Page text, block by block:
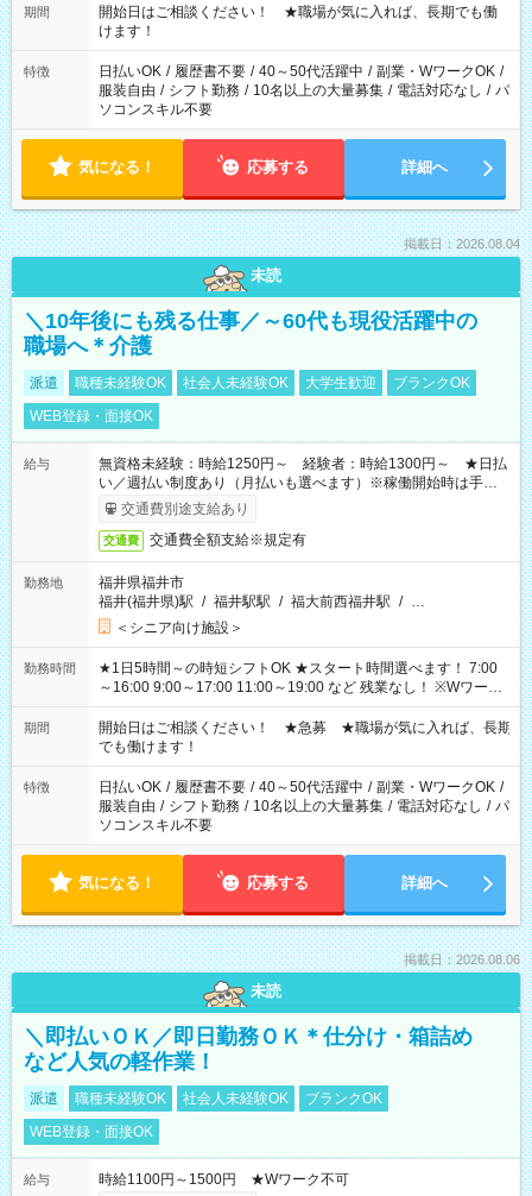
週40時間超の就業はご案内できません ※法令に基づき、週20時
間以上勤務は社会保険への加入対象となります ※労働者派遣法
（日雇い派遣の原則禁止）により、短時間・短期間の就業はご
案内が難しい場合があります
期間
開始日はご相談ください！ ★職場が気に入れば、長期でも働
けます！
特徴 日払いOK / 履歴書不要 / 40～50代活躍中 / 副業・WワークOK /
服装自由 / シフト勤務 / 10名以上の大量募集 / 電話対応なし / パ
ソコンスキル不要
気になる！ 応募する 詳細へ
掲載日：2026.08.04
未読
＼10年後にも残る仕事／～60代も現役活躍中の
職場へ＊介護
派遣 職種未経験OK 社会人未経験OK 大学生歓迎
ブランクOK
WEB登録・面接OK
給与
無資格未経験：時給1250円～ 経験者：時給1300円～ ★日払
い／週払い制度あり（月払いも選べます）※稼働開始時は手続き
完了次第のお支払いとなります。
交通費別途支給あり
交通費 交通費全額支給※規定有
勤務地
福井県福井市
福井(福井県)駅 / 福井駅駅 / 福大前西福井駅 / …
＜シニア向け施設＞
勤務時間
★1日5時間～の時短シフトOK ★スタート時間選べます！ 7:00
～16:00 9:00～17:00 11:00～19:00 など 残業なし！ ※Wワーク
の場合、他のお仕事と合わせ週40時間超の就業はご案内できま
せん ※法令に基づき、週20時間以上勤務は社会保険への加入対
象となります ※労働者派遣法（日雇い派遣の原則禁止）によ
り、短時間・短期間の就業はご案内が難しい場合があります
期間
開始日はご相談ください！ ★急募 ★職場が気に入れば、長期
でも働けます！
特徴 日払いOK / 履歴書不要 / 40～50代活躍中 / 副業・WワークOK /
服装自由 / シフト勤務 / 10名以上の大量募集 / 電話対応なし / パ
ソコンスキル不要
気になる！ 応募する 詳細へ
掲載日：2026.08.06
未読
＼即払いＯＫ／即日勤務ＯＫ＊仕分け・箱詰め
など人気の軽作業！
派遣 職種未経験OK 社会人未経験OK
ブランクOK
WEB登録・面接OK
給与
時給1100円～1500円 ★Wワーク不可